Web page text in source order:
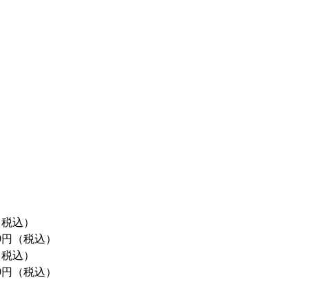
込）
（税込）
込）
（税込）